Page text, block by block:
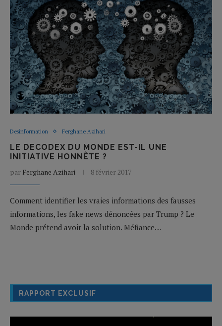
Desinformation Ferghane Azihari
LE DECODEX DU MONDE EST-IL UNE
INITIATIVE HONNÊTE ?
par Ferghane Azihari 8 février 2017
Comment identifier les vraies informations des fausses
informations, les fake news dénoncées par Trump ? Le
Monde prétend avoir la solution. Méfiance…
RAPPORT EXCLUSIF